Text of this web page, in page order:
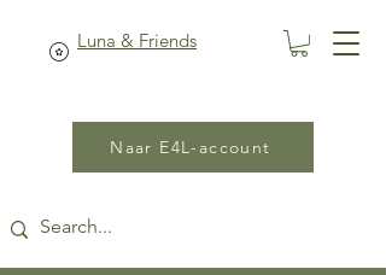
Luna & Friends
Naar E4L-account